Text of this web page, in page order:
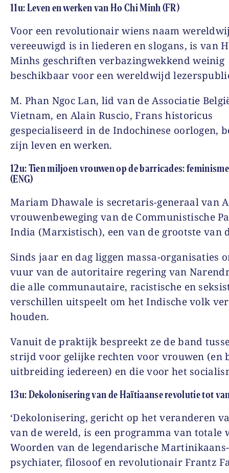
11u: Leven en werken van Ho Chi Minh (FR)
Voor een revolutionair wiens naam
vereeuwigd is in liederen en slogans, is van
Minhs geschriften verbazingwekkend weinig
beschikbaar voor een wereldwijd
M. Phan Ngoc Lan, lid van de Associatie
Vietnam, en Alain Ruscio, Frans historicus
gespecialiseerd in de Indochinese oorlogen,
zijn leven en werken.
12u: Tien miljoen vrouwen op de barricades:
(ENG)
Mariam Dhawale is secretaris-generaal van
vrouwenbeweging van de Communistische
India (Marxistisch), een van de grootste van
Sinds jaar en dag liggen massa-organisaties
vuur van de autoritaire regering van
die alle communautaire, racistische en
verschillen uitspeelt om het Indische volk
houden.
Vanuit de praktijk bespreekt ze de band
strijd voor gelijke rechten voor vrouwen (en
uitbreiding iedereen) en die voor het
13u: Dekolonisering van de Haïtiaanse revolutie tot
‘Dekolonisering, gericht op het veranderen
van de wereld, is een programma van totale
Woorden van de legendarische
psychiater, filosoof en revolutionair Frantz